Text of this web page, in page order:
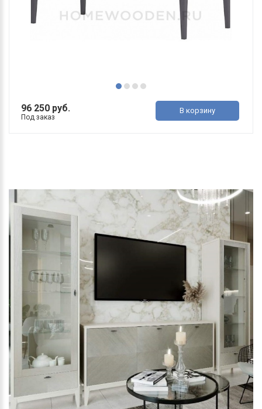
96 250 руб.
Под заказ
В корзину